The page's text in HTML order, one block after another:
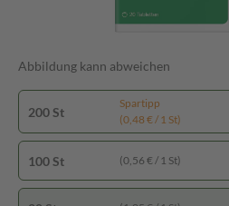
Abbildung kann abweichen
200 St
Spartipp
(0,48 € / 1 St)
100 St (0,56 € / 1 St)